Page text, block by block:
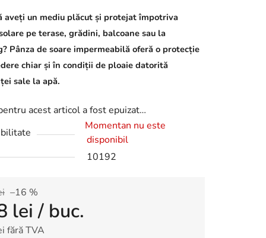
aveți un mediu plăcut și protejat împotriva
pe terase, grădini, balcoane sau la
Pânza de soare impermeabilă oferă o protecție
chiar și în condiții de ploaie datorită
sale la apă.
acest articol a fost epuizat…
Momentan nu este
disponibil
10192
–16 %
lei/ buc.
fără TVA